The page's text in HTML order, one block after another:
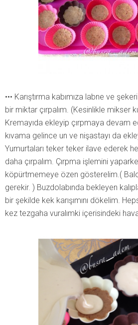
••• Karıştırma kabımıza labne ve
bir miktar çırpalım. (Kesinlikle mikser
Kremayıda ekleyip çırpmaya devam
kıvama gelince un ve nişastayı da
Yumurtaları teker teker ilave ederek
daha çırpalım. Çırpma işlemini
köpürtmemeye özen gösterelim.(
gerekir. ) Buzdolabında bekleyen
bir şekilde kek karışımını dökelim.
kez tezgaha vuralımki içerisindeki hava